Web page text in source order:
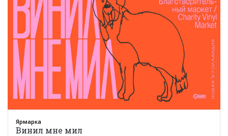
Ярмарка
Винил мне мил